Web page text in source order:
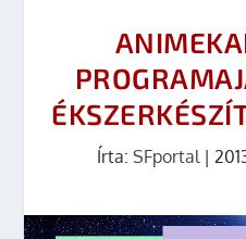
Írta: SFportal|